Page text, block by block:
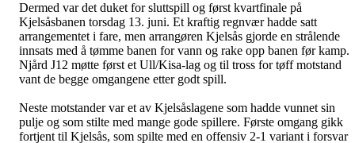
Dermed var det duket for sluttspill og først kvartfinale på
Kjelsåsbanen torsdag 13. juni. Et kraftig regnvær hadde satt
arrangementet i fare, men arrangøren Kjelsås gjorde en strålende
innsats med å tømme banen for vann og rake opp banen før kamp.
Njård J12 møtte først et Ull/Kisa-lag og til tross for tøff motstand
vant de begge omgangene etter godt spill.
Neste motstander var et av Kjelsåslagene som hadde vunnet sin
pulje og som stilte med mange gode spillere. Første omgang gikk
fortjent til Kjelsås, som spilte med en offensiv 2-1 variant i forsvar